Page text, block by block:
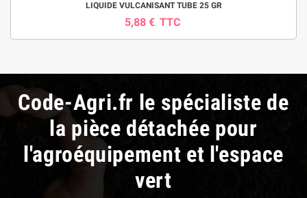
LIQUIDE VULCANISANT TUBE 25 GR
5,88 € TTC
Code-Agri.fr le spécialiste de
la pièce détachée pour
l'agroéquipement et l'espace
vert